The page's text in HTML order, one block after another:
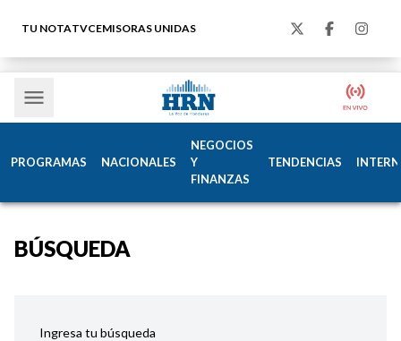
TU NOTATVCEMISORAS UNIDAS
PROGRAMAS NACIONALES
NEGOCIOS
Y
FINANZAS
TENDENCIAS
BÚSQUEDA
Ingresa tu búsqueda